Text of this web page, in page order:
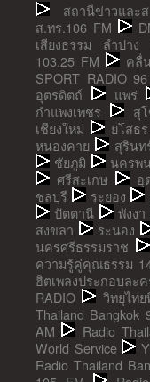
สถานีข่าวแล
ส.ทร.106 FM
เสียงธรรม ลำปาง
103.25 FM
คลื่
SPORT RADIO
อุตรดิตถ์
แพร่
กำแพงเพชร
สุ
เชียงใหม่
ยโสธร
หนองคาย
สุรินท
ชัยภูมิ
นครพ
ศรีสะเกษ
อุ
ชลบุรี
ระยอง
ปัตตานี
พังงา
สงขลา
ระนอง
นครศรีธรรมราช
ความรู้คู่คุณธรรม
ฮิตเพลงประกอบละ
RADIO
วิทยุไท
Thailand Bangkok
AM
Radio
World Service
Radio Thailand